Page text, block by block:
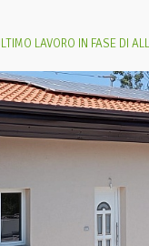
LAVORO IN FASE DI